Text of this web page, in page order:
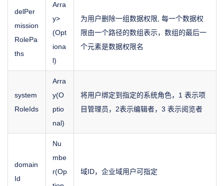
delPer
mission
RolePa
ths
Arra
y>
(Opt
iona
l)
为用户删除一组数据权限, 每一个数据权
限由一个路径的数组表示，数组的最后一
个元素是数据权限名
system
RoleIds
Arra
y(O
ptio
nal)
将用户绑定到指定的系统角色，1 表示项
目管理员，2表示编辑者，3 表示阅览者
domain
Id
Nu
mbe
r(Op
域ID，企业域用户可指定